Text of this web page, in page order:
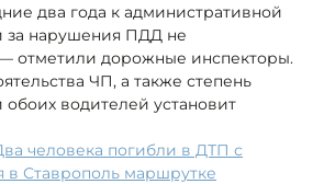
два года к административной
за нарушения ПДД не
отметили дорожные инспекторы.
ЧП, а также степень
обоих водителей установит
человека погибли в ДТП с
в Ставрополь маршрутке